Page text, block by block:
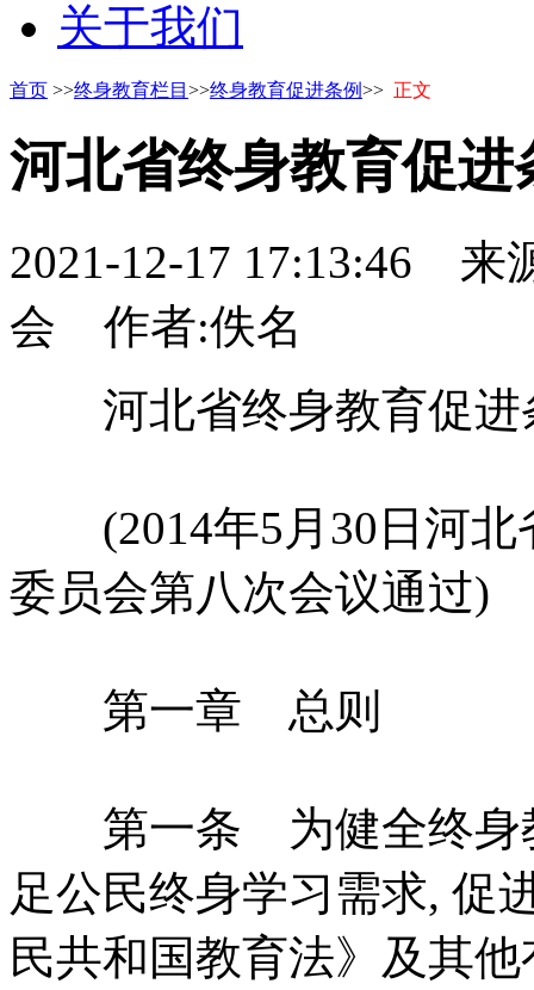
关于我们
首页 >>终身教育栏目 >>终身教育促进条例>> 正文
河北省终身教育促进
2021-12-17 17:13:46
来
会
作者:佚名
河北省终身教育促进
(2014年5月30日河北
委员会第八次会议通过)
第一章 总则
第一条 为健全终身教
足公民终身学习需求, 促
民共和国教育法》及其